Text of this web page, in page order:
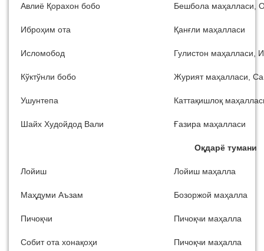
Авлиё Қорахон бобо Бешбола маҳалласи,
Иброҳим ота Қанғли маҳалласи
Исломобод Гулистон маҳалласи,
Кўктўнли бобо Журият маҳалласи,
Ушунтепа Каттақишлоқ
Шайх Худойдод Вали Ғазира маҳалласи
Оқдарё тумани
Лойиш Лойиш маҳалла
Маҳдуми Аъзам Бозоржой маҳалла
Пичоқчи Пичоқчи маҳалла
Собит ота хонақоҳи Пичоқчи маҳалла